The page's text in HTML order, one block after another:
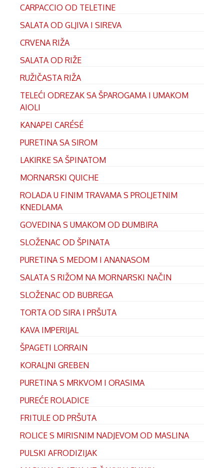
CARPACCIO OD TELETINE
SALATA OD GLJIVA I SIREVA
CRVENA RIŽA
SALATA OD RIŽE
RUŽIČASTA RIŽA
TELEĆI ODREZAK SA ŠPAROGAMA I UMAKOM
AIOLI
KANAPEI CARÉSÉ
PURETINA SA SIROM
LAKIRKE SA ŠPINATOM
MORNARSKI QUICHE
ROLADA U FINIM TRAVAMA S PROLJETNIM
KNEDLAMA
GOVEDINA S UMAKOM OD ĐUMBIRA
SLOŽENAC OD ŠPINATA
PURETINA S MEDOM I ANANASOM
SALATA S RIŽOM NA MORNARSKI NAČIN
SLOŽENAC OD BUBREGA
TORTA OD SIRA I PRŠUTA
KAVA IMPERIJAL
ŠPAGETI LORRAIN
KORALJNI GREBEN
PURETINA S MRKVOM I ORASIMA
PUREĆE ROLADICE
FRITULE OD PRŠUTA
ROLICE S MIRISNIM NADJEVOM OD MASLINA
PULSKI AFRODIZIJAK